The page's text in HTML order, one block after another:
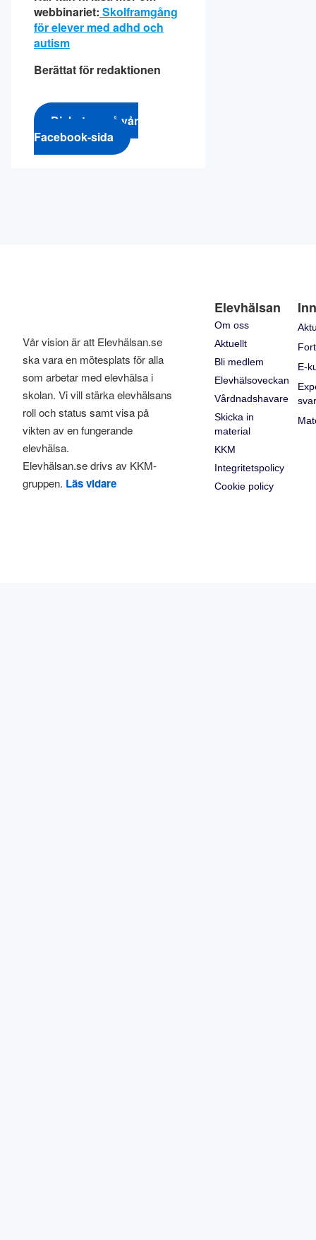
webbinariet: Skolframgång
för elever med adhd och
autism
Berättat för redaktionen
Diskutera på vår
Facebook-sida
Vår vision är att Elevhälsan.se
ska vara en mötesplats för alla
som arbetar med elevhälsa i
skolan. Vi vill stärka elevhälsans
roll och status samt visa på
vikten av en fungerande
elevhälsa.
Elevhälsan.se drivs av KKM-
gruppen. Läs vidare
Elevhälsan
Om oss
Aktuellt
Bli medlem
Elevhälsoveckan
Vårdnadshavare
Skicka in
material
KKM
Integritetspolicy
Cookie policy
E-